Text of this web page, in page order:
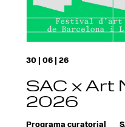
30 | 06 | 26
SAC x Art
2026
Programa curatorial